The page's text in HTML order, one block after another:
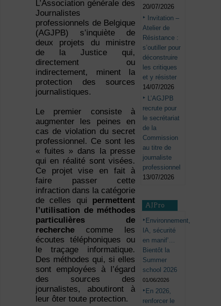
L’Association générale des
Journalistes
professionnels de Belgique
(AGJPB) s’inquiète de
deux projets du ministre
de la Justice qui,
directement ou
indirectement, minent la
protection des sources
journalistiques.
Le premier consiste à
augmenter les peines en
cas de violation du secret
professionnel. Ce sont les
« fuites » dans la presse
qui en réalité sont visées.
Ce projet vise en fait à
faire passer cette
infraction dans la catégorie
de celles qui permettent
l’utilisation de méthodes
particulières de
recherche comme les
écoutes téléphoniques ou
le traçage informatique.
Des méthodes qui, si elles
sont employées à l’égard
des sources des
journalistes, aboutiront à
leur ôter toute protection.
20/07/2026
Invitation –
Atelier de
Résistance :
s’outiller pour
déconstruire
les critiques
et y résister
14/07/2026
L’AGJPB
recrute pour
le secrétariat
de la
Commission
au titre de
journaliste
professionnel
13/07/2026
AJPro
Environnement,
IA, sécurité
en manif’…
Bientôt la
Summer
school 2026
01/06/2026
En 2026,
renforcer le